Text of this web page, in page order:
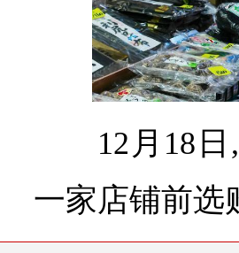
12月18
一家店铺前选